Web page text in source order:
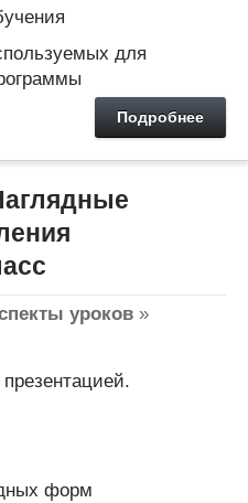
для
Подробнее
уроков »
форм